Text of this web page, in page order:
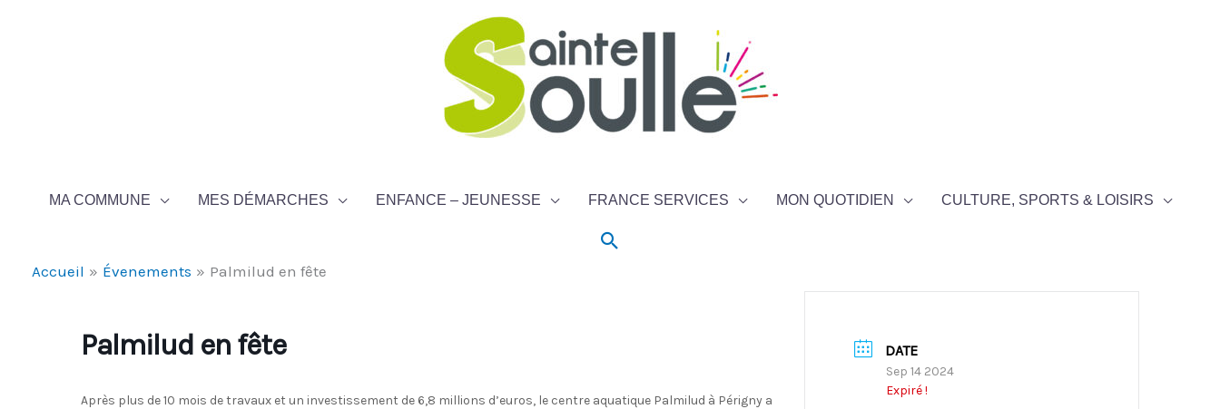
MA COMMUNE MES DÉMARCHES ENFANCE – JEUNESSE FRANCE SERVICES MON QUOTIDIEN CULTURE, SPORTS & LOISIRS
Rechercher
Accueil Évenements Palmilud en fête
Palmilud en fête
Après plus de 10 mois de travaux et un investissement de 6,8 millions d’euros, le centre aquatique Palmilud à Périgny a
DATE
Sep 14 2024
Expiré !